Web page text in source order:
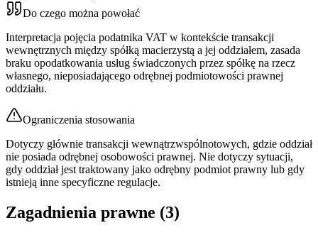
Do czego można powołać
Interpretacja pojęcia podatnika VAT w kontekście transakcji
wewnętrznych między spółką macierzystą a jej oddziałem, zasada
braku opodatkowania usług świadczonych przez spółkę na rzecz
własnego, nieposiadającego odrębnej podmiotowości prawnej
oddziału.
Ograniczenia stosowania
Dotyczy głównie transakcji wewnątrzwspólnotowych, gdzie oddział
nie posiada odrębnej osobowości prawnej. Nie dotyczy sytuacji,
gdy oddział jest traktowany jako odrębny podmiot prawny lub gdy
istnieją inne specyficzne regulacje.
Zagadnienia prawne (3)